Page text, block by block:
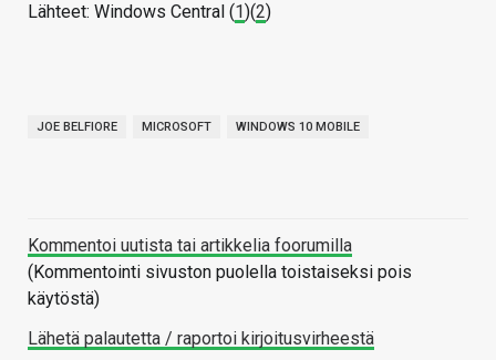
Lähteet: Windows Central (1)(2)
JOE BELFIORE MICROSOFT WINDOWS 10 MOBILE
Kommentoi uutista tai artikkelia foorumilla
(Kommentointi sivuston puolella toistaiseksi pois
käytöstä)
Lähetä palautetta / raportoi kirjoitusvirheestä